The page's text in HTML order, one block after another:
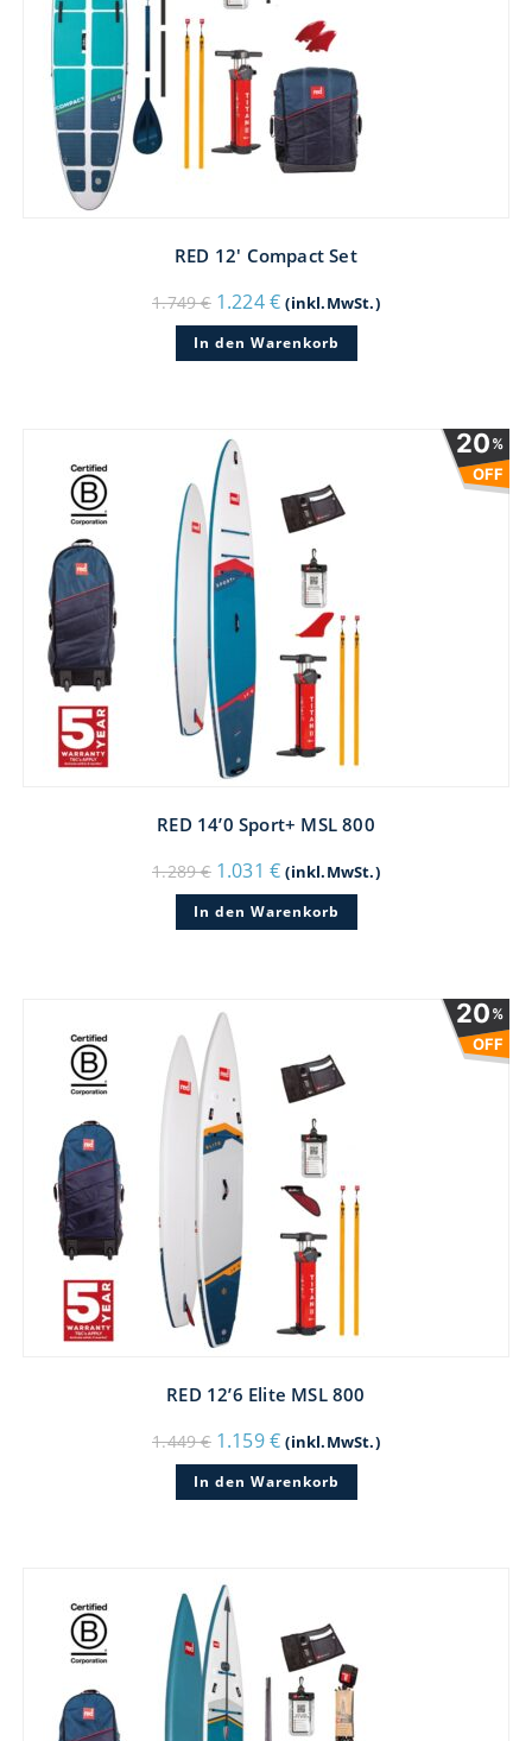
RED 12′ Compact Set
1.749€ Ursprünglicher
Preis
war:
1.749 €
1.224€Aktueller
Preis
ist:
1.224 €.
(inkl.MwSt.)
In den Warenkorb
20%
OFF
RED 14’0 Sport+ MSL 800
1.289€ Ursprünglicher
Preis
war:
1.289 €
1.031 €Aktueller
Preis
ist:
1.031 €.
(inkl.MwSt.)
In den Warenkorb
20%
OFF
RED 12’6 Elite MSL 800
1.449€ Ursprünglicher
Preis
war:
1.449 €
1.159€Aktueller
Preis
ist:
1.159 €.
(inkl.MwSt.)
In den Warenkorb